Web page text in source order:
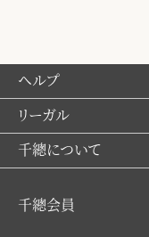
ヘルプ
リーガル
千總について
千總会員